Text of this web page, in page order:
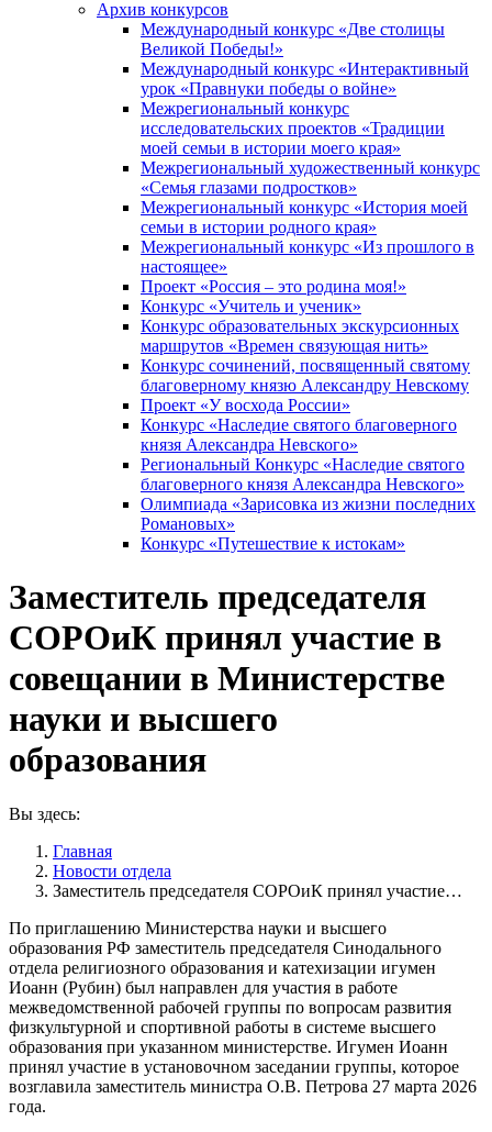
Архив конкурсов
Международный конкурс «Две столицы
Великой Победы!»
Международный конкурс «Интерактивный
урок «Правнуки победы о войне»
Межрегиональный конкурс
исследовательских проектов «Традиции
моей семьи в истории моего края»
Межрегиональный художественный конкурс
«Семья глазами подростков»
Межрегиональный конкурс «История моей
семьи в истории родного края»
Межрегиональный конкурс «Из прошлого в
настоящее»
Проект «Россия – это родина моя!»
Конкурс «Учитель и ученик»
Конкурс образовательных экскурсионных
маршрутов «Времен связующая нить»
Конкурс сочинений, посвященный святому
благоверному князю Александру Невскому
Проект «У восхода России»
Конкурс «Наследие святого благоверного
князя Александра Невского»
Региональный Конкурс «Наследие святого
благоверного князя Александра Невского»
Олимпиада «Зарисовка из жизни последних
Романовых»
Конкурс «Путешествие к истокам»
Заместитель председателя
СОРОиК принял участие в
совещании в Министерстве
науки и высшего
образования
Вы здесь:
Главная
Новости отдела
Заместитель председателя СОРОиК принял участие…
По приглашению Министерства науки и высшего
образования РФ заместитель председателя Синодального
отдела религиозного образования и катехизации игумен
Иоанн (Рубин) был направлен для участия в работе
межведомственной рабочей группы по вопросам развития
физкультурной и спортивной работы в системе высшего
образования при указанном министерстве. Игумен Иоанн
принял участие в установочном заседании группы, которое
возглавила заместитель министра О.В. Петрова 27 марта 2026
года.